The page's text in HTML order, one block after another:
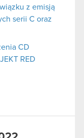
z emisją
serii C oraz
CD
RED